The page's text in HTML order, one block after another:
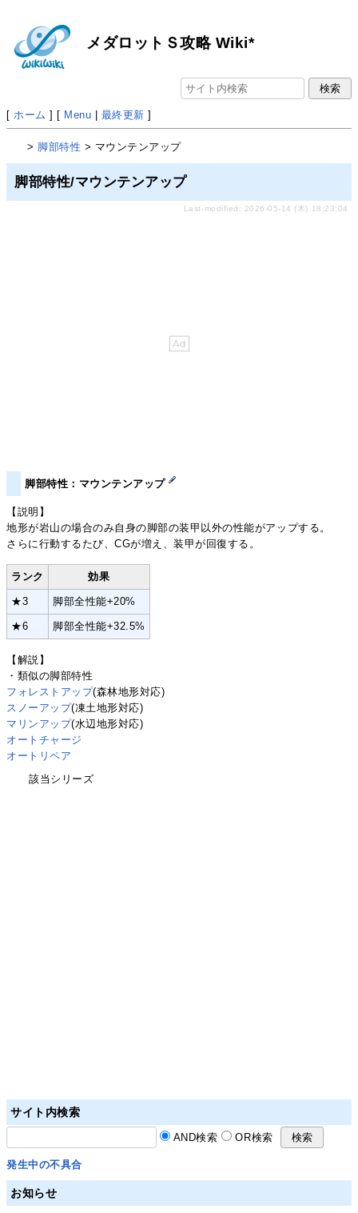
メダロットＳ攻略 Wiki*
[ ホーム ] [ Menu | 最終更新 ]
> 脚部特性 > マウンテンアップ
脚部特性/マウンテンアップ
Last-modified: 2026-05-14 (木) 18:23:04
脚部特性：マウンテンアップ
【説明】
地形が岩山の場合のみ自身の脚部の装甲以外の性能がアップする。
さらに行動するたび、CGが増え、装甲が回復する。
ランク 効果
★3 脚部全性能+20%
★6 脚部全性能+32.5%
【解説】
・類似の脚部特性
フォレストアップ(森林地形対応)
スノーアップ(凍土地形対応)
マリンアップ(水辺地形対応)
オートチャージ
オートリペア
該当シリーズ
サイト内検索
AND検索 OR検索
発生中の不具合
お知らせ